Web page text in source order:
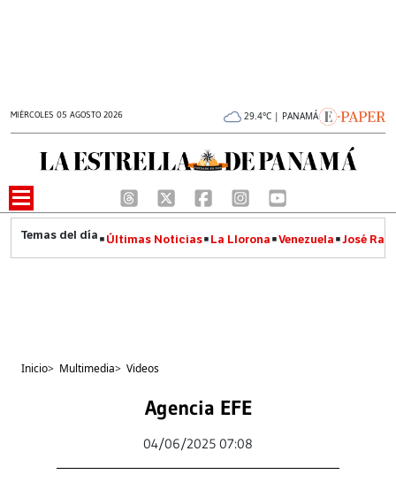
MIÉRCOLES 05 AGOSTO 2026 29.4°C | PANAMÁ
Últimas Noticias La Llorona Venezuela José
Inicio> Multimedia> Videos
Agencia EFE
04/06/2025 07:08